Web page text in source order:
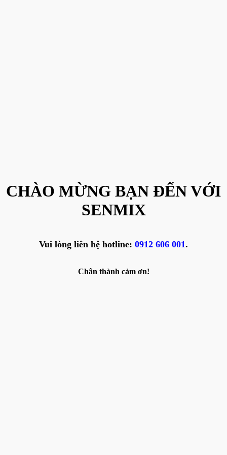
CHÀO MỪNG BẠN ĐẾN VỚI
SENMIX
Vui lòng liên hệ hotline: 0912 606 001.
Chân thành cảm ơn!